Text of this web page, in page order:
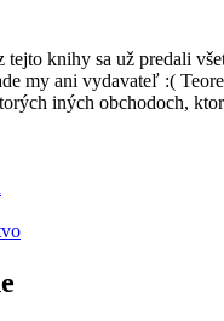
tejto knihy sa už predali
my ani vydavateľ :(
iných obchodoch,